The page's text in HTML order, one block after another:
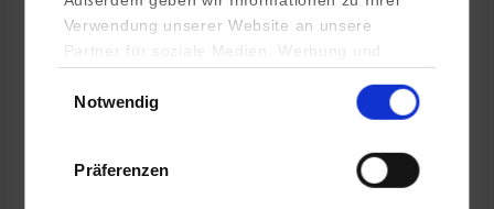
Verwendung unserer Website an unsere
Partner für soziale Medien, Werbung und
YouTube, Google Maps) führen diese
Daten zusammen, die Sie ihnen bereitgestellt
haben oder die sie im Rahmen Ihrer Nutzung
Notwendig
Präferenzen
Wankelstraße 14
70563
Stuttgart
Claudia Mengel